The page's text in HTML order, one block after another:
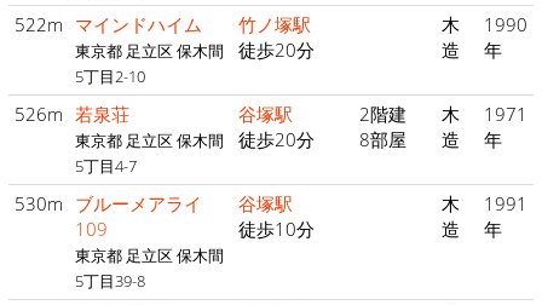
522m マインドハイム
東京都 足立区 保木間
5丁目2-10
竹ノ塚駅
徒歩20分
木
造
1990
年
526m 若泉荘
東京都 足立区 保木間
5丁目4-7
谷塚駅
徒歩20分
2階建
8部屋
木
造
1971
年
530m ブルーメアライ
109
東京都 足立区 保木間
5丁目39-8
谷塚駅
徒歩10分
木
造
1991
年